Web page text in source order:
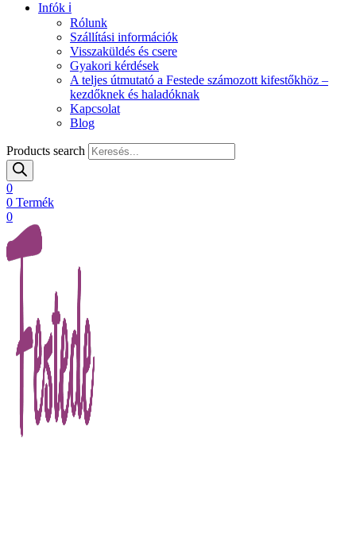
Infók ℹ️
Rólunk
Szállítási információk
Visszaküldés és csere
Gyakori kérdések
A teljes útmutató a Festede számozott kifestőkhöz –
kezdőknek és haladóknak
Kapcsolat
Blog
Products search
0
0 Termék
0